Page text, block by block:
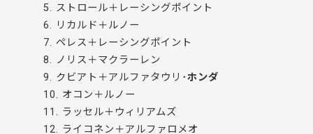
5. ストロール＋レーシングポイント
6. リカルド＋ルノー
7. ペレス＋レーシングポイント
8. ノリス＋マクラーレン
9. クビアト＋アルファタウリ･ホンダ
10. オコン＋ルノー
11. ラッセル＋ウィリアムズ
12. ライコネン＋アルファロメオ